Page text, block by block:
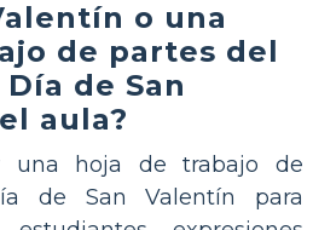
o una
de partes del
de San
aula?
una hoja de trabajo de
de San Valentín para